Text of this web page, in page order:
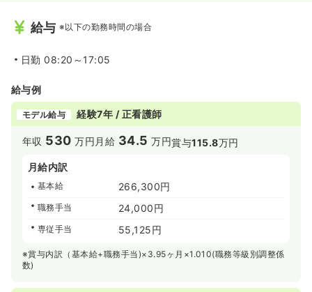
給与 ※以下の勤務時間の場合
日勤 08:20～17:05
給与例
モデル給与 経験7年 / 正看護師
年収 530 万円 月給 34.5 万円賞与115.8万円
月給内訳
基本給 266,300円
職務手当 24,000円
専従手当 55,125円
※賞与内訳（基本給+職務手当)×3.95ヶ月×1.010(職務等級別調整係
数)